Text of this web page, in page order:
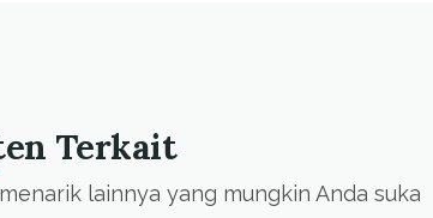
Terkait
lainnya yang mungkin Anda suka